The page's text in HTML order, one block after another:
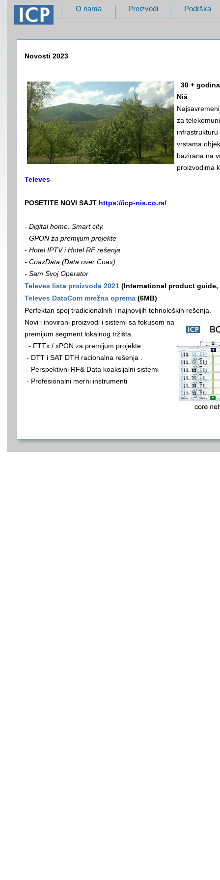
O nama Proizvodi Podrška
Novosti 2023
30 +
Niš
za
infrastrukturu
vrstama
bazirana na
proizvodima
Televes
POSETITE NOVI SAJT https://icp-nis.co.rs/
- Digital home. Smart city.
- GPON za premijum projekte
- Hotel IPTV i Hotel RF rešenja
- CoaxData (Data over Coax)
- Sam Svoj Operator
Televes lista proizvoda 2021 (International product guide,
Televes DataCom mrežna oprema (6MB)
Perfektan spoj tradicionalnih i najnovijih tehnoloških rešenja.
Novi i inovirani proizvodi i sistemi sa fokusom na
premijum segment lokalnog tržišta.
- FTTx / xPON za premijum projekte
- DTT i SAT DTH racionalna rešenja .
- Perspektivni RF& Data koaksijalni sistemi
- Profesionalni merni instrumenti